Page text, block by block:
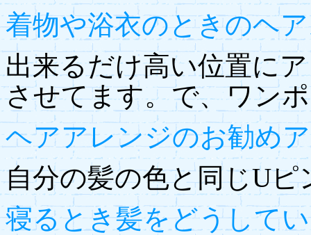
着物や浴衣のときのヘ
出来るだけ高い位置に
させてます。で、ワン
ヘアアレンジのお勧め
自分の髪の色と同じUピ
寝るとき髪をどうして